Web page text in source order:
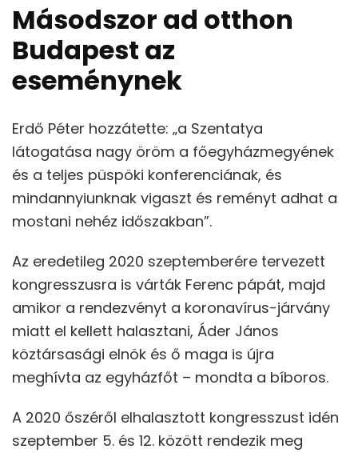
Másodszor ad otthon
Budapest az
eseménynek
Erdő Péter hozzátette: „a Szentatya
látogatása nagy öröm a főegyházmegyének
és a teljes püspöki konferenciának, és
mindannyiunknak vigaszt és reményt adhat a
mostani nehéz időszakban”.
Az eredetileg 2020 szeptemberére tervezett
kongresszusra is várták Ferenc pápát, majd
amikor a rendezvényt a koronavírus-járvány
miatt el kellett halasztani, Áder János
köztársasági elnök és ő maga is újra
meghívta az egyházfőt – mondta a bíboros.
A 2020 őszéről elhalasztott kongresszust idén
szeptember 5. és 12. között rendezik meg